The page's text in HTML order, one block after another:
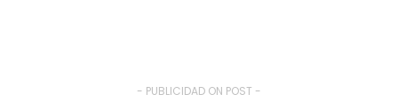
- PUBLICIDAD ON POST -